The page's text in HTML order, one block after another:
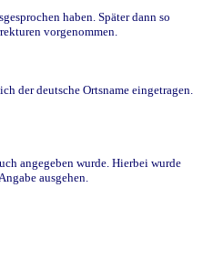
haben. Später dann so
vorgenommen.
der deutsche Ortsname eingetragen.
angegeben wurde. Hierbei wurde
ausgehen.